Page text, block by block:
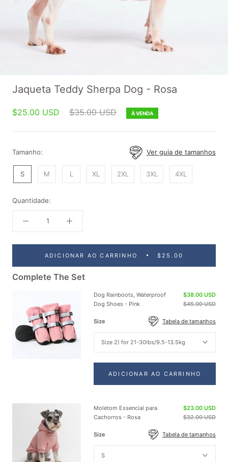
Jaqueta Teddy Sherpa Dog - Rosa
$25.00 USD $35.00 USD À VENDA
Tamanho: Ver guia de tamanhos
S M L XL 2XL 3XL 4XL
Quantidade:
ADICIONAR AO CARRINHO $25.00
Complete The Set
Dog Rainboots, Waterproof
Dog Shoes - Pink
$38.00 USD
$45.00 USD
Size Tabela de tamanhos
Size 2) for 21-30lbs/9.5-13.5kg
ADICIONAR AO CARRINHO
Moletom Essencial para
Cachorros - Rosa
$23.00 USD
$32.00 USD
Size Tabela de tamanhos
S